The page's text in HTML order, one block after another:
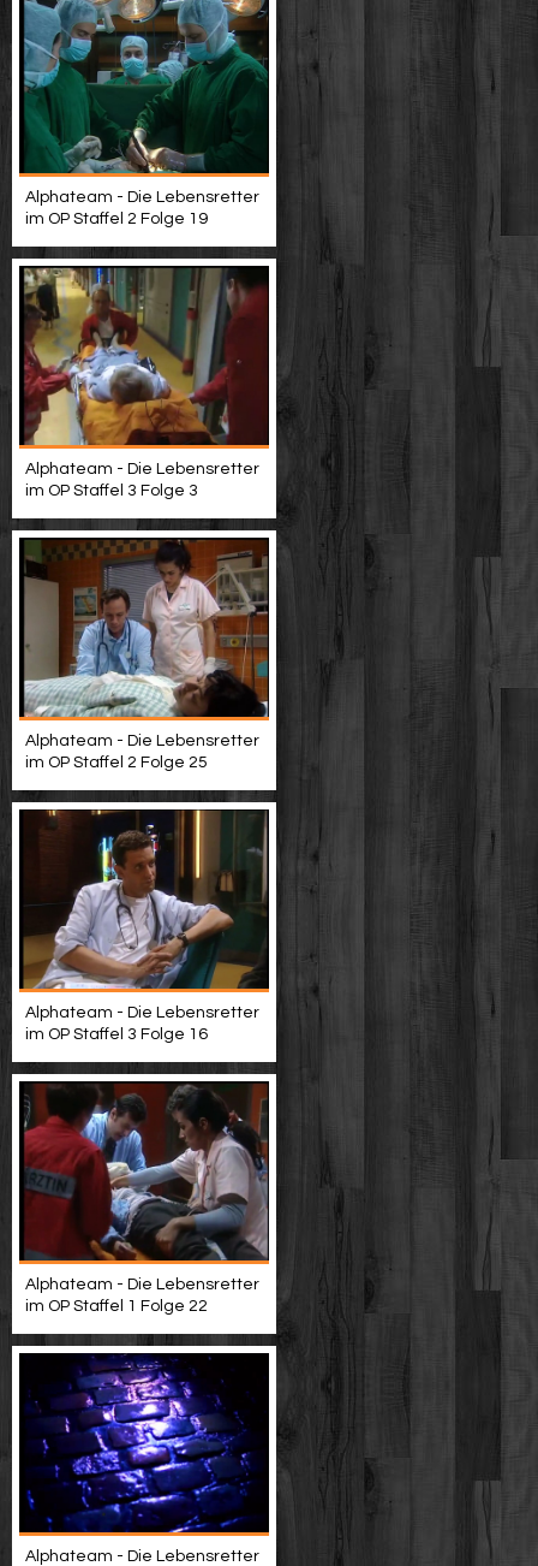
Alphateam - Die Lebensretter
im OP Staffel 2 Folge 19
Alphateam - Die Lebensretter
im OP Staffel 3 Folge 3
Alphateam - Die Lebensretter
im OP Staffel 2 Folge 25
Alphateam - Die Lebensretter
im OP Staffel 3 Folge 16
Alphateam - Die Lebensretter
im OP Staffel 1 Folge 22
Alphateam - Die Lebensretter